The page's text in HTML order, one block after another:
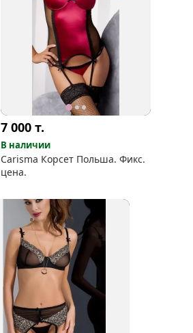
7 000 т.
В наличии
Carisma Корсет Польша. Фикс.
цена.